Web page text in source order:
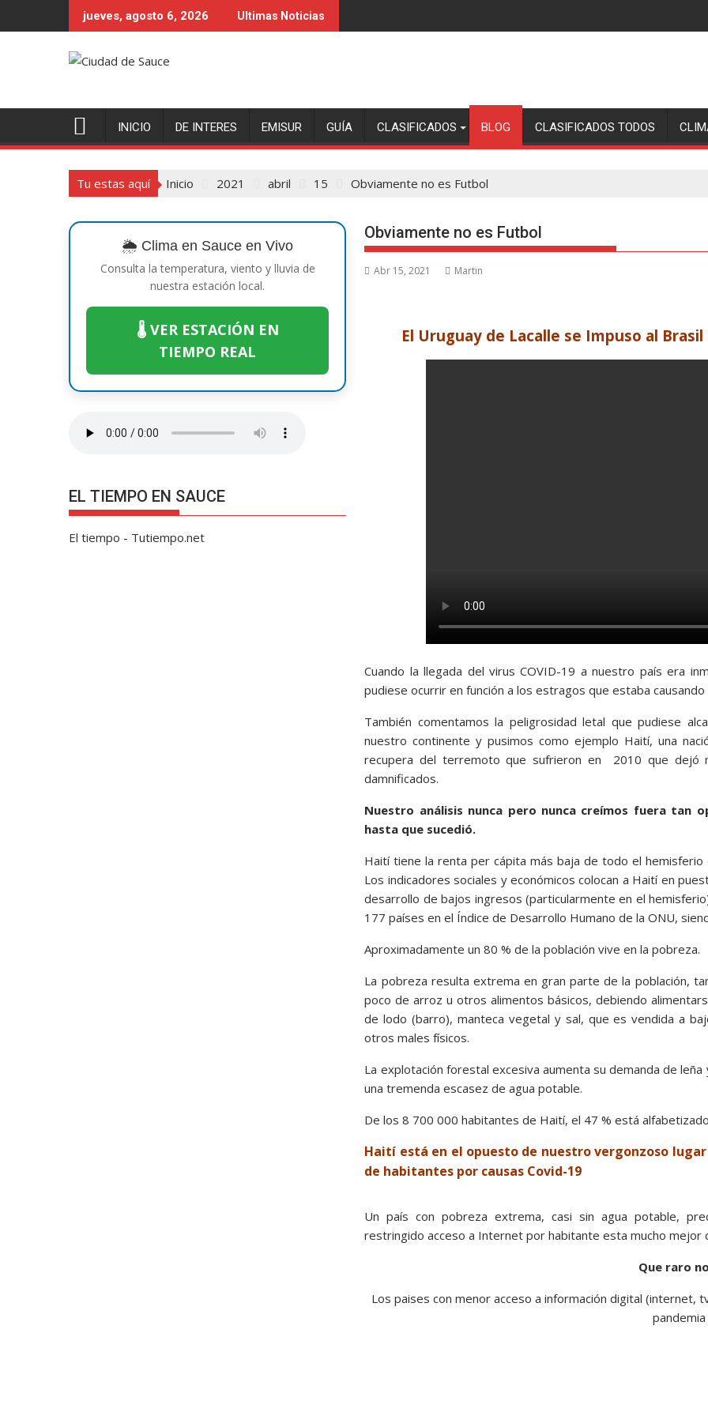
al
jueves, agosto 6, 2026 Ultimas Noticias
INICIO DE INTERES EMISUR GUÍA CLASIFICADOS BLOG CLASIFICADOS TODOS
Tu estas aquí Inicio 2021 abril 15 Obviamente no es Futbol
Obviamente no es Futbol
Abr 15, 2021 Martin
El Uruguay de Lacalle se Impuso al
Cuando la llegada del virus COVID-19 a nuestro país era
pudiese ocurrir en función a los estragos que estaba
También comentamos la peligrosidad letal que pudiese
nuestro continente y pusimos como ejemplo Haití, una
recupera del terremoto que sufrieron en 2010 que
damnificados.
Nuestro análisis nunca pero nunca creímos fuera tan
hasta que sucedió.
Haití tiene la renta per cápita más baja de todo el
Los indicadores sociales y económicos colocan a Haití en
desarrollo de bajos ingresos (particularmente en el
177 países en el Índice de Desarrollo Humano de la ONU,
Aproximadamente un 80 % de la población vive en la pobreza.
La pobreza resulta extrema en gran parte de la población,
poco de arroz u otros alimentos básicos, debiendo
de lodo (barro), manteca vegetal y sal, que es vendida a
otros males físicos.
La explotación forestal excesiva aumenta su demanda de
una tremenda escasez de agua potable.
De los 8 700 000 habitantes de Haití, el 47 % está
Haití está en el opuesto de nuestro vergonzoso
de habitantes por causas Covid-19
Un país con pobreza extrema, casi sin agua potable,
restringido acceso a Internet por habitante esta mucho mejor
Que raro
Los paises con menor acceso a información digital
pandemia
🌦️ Clima en Sauce en Vivo
Consulta la temperatura, viento y lluvia de
nuestra estación local.
🌡️ VER ESTACIÓN EN
TIEMPO REAL
EL TIEMPO EN SAUCE
El tiempo - Tutiempo.net